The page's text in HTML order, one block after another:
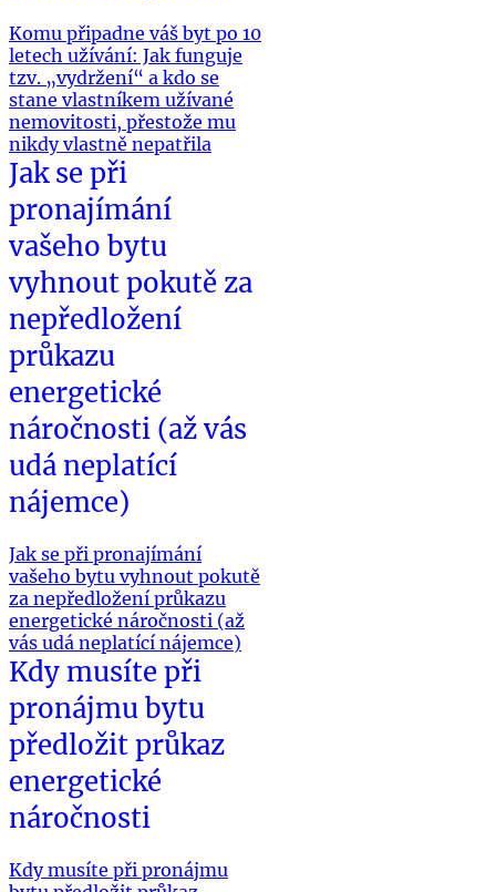
Komu připadne váš byt po 10
letech užívání: Jak funguje
tzv. „vydržení“ a kdo se
stane vlastníkem užívané
nemovitosti, přestože mu
nikdy vlastně nepatřila
Jak se při
pronajímání
vašeho bytu
vyhnout pokutě za
nepředložení
průkazu
energetické
náročnosti (až vás
udá neplatící
nájemce)
Jak se při pronajímání
vašeho bytu vyhnout pokutě
za nepředložení průkazu
energetické náročnosti (až
vás udá neplatící nájemce)
Kdy musíte při
pronájmu bytu
předložit průkaz
energetické
náročnosti
Kdy musíte při pronájmu